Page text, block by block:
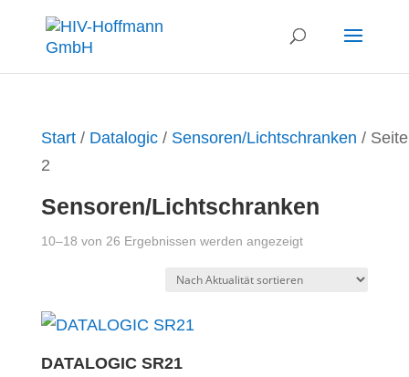
Start/ Datalogic/ Sensoren/Lichtschranken / Seite
2
Sensoren/Lichtschranken
10–18 von 26 Ergebnissen werden angezeigtNach
DATALOGIC SR21